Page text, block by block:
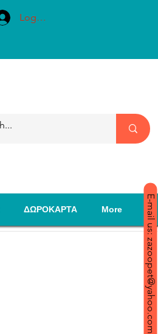
E-mail us: zazoopet@yahoo.com
Log ind
ΔΩΡΟΚΑΡΤΑ More